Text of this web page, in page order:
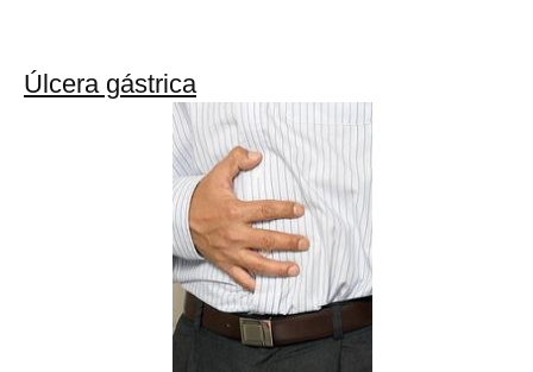
Úlcera gástrica